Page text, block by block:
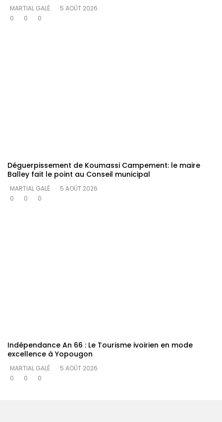
MARTIAL GALÉ
5 AOÛT 2026
0
0 0
Déguerpissement de Koumassi Campement: le maire
Balley fait le point au Conseil municipal
MARTIAL GALÉ
5 AOÛT 2026
0
0 0
Indépendance An 66 : Le Tourisme ivoirien en mode
excellence à Yopougon
MARTIAL GALÉ
5 AOÛT 2026
0
0 0